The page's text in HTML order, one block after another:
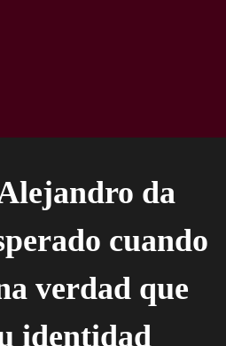
da
cuando
verdad que
identidad